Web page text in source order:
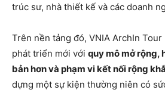
trúc sư, nhà thiết kế và các doanh
Trên nền tảng đó, VNIA ArchIn
phát triển mới với quy mô mở rộng,
bản hơn và phạm vi kết nối rộng
dựng một sự kiện thường niên có